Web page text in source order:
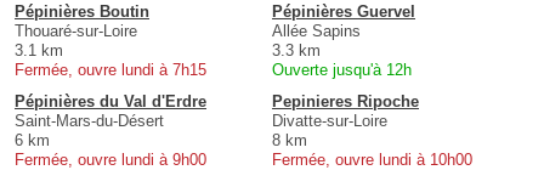
Pépinières Boutin
Thouaré-sur-Loire
3.1 km
Fermée, ouvre lundi à 7h15
Pépinières Guervel
Allée Sapins
3.3 km
Ouverte jusqu'à 12h
Pépinières du Val d'Erdre
Saint-Mars-du-Désert
6 km
Fermée, ouvre lundi à 9h00
Pepinieres Ripoche
Divatte-sur-Loire
8 km
Fermée, ouvre lundi à 10h00